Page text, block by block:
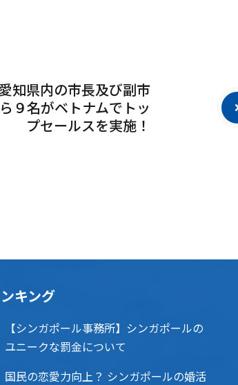
愛知県内の市長及び副市
９名がベトナムでトッ
プセールスを実施！
キング
【シンガポール事務所】シンガポールの
ユニークな罰金について
国民の恋愛力向上？ シンガポールの婚活